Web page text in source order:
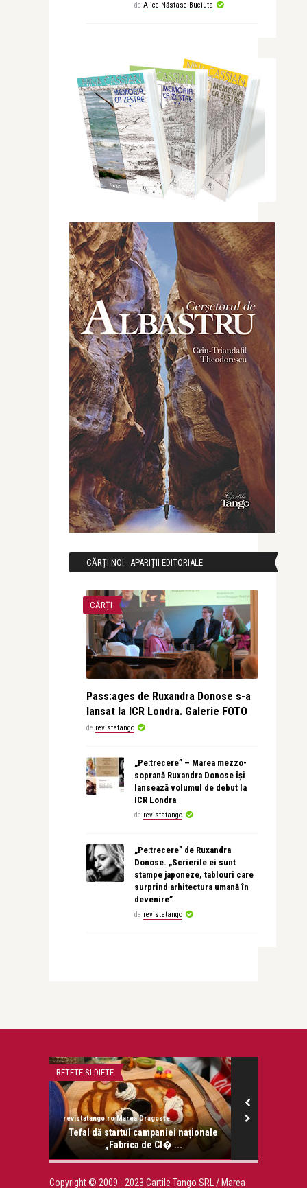
de Alice Năstase Buciuta
CĂRȚI NOI - APARIȚII EDITORIALE
CĂRȚI
Pass:ages de Ruxandra Donose s-a
lansat la ICR Londra. Galerie FOTO
de revistatango
„Pe:trecere” – Marea mezzo-
soprană Ruxandra Donose își
lansează volumul de debut la
ICR Londra
de revistatango
„Pe:trecere” de Ruxandra
Donose. „Scrierile ei sunt
stampe japoneze, tablouri care
surprind arhitectura umană în
devenire”
de revistatango
RETETE SI DIETE
revistatango.ro Marea Dragoste
Tefal dă startul campaniei naționale
„Fabrica de Cl� ...
Copyright © 2009 - 2023 Cartile Tango SRL / Marea